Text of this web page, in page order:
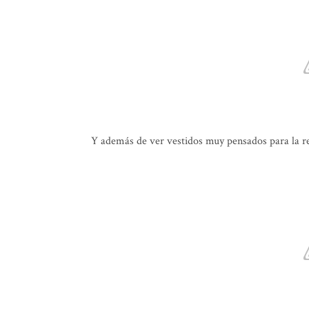
Y además de ver vestidos muy pensados para la